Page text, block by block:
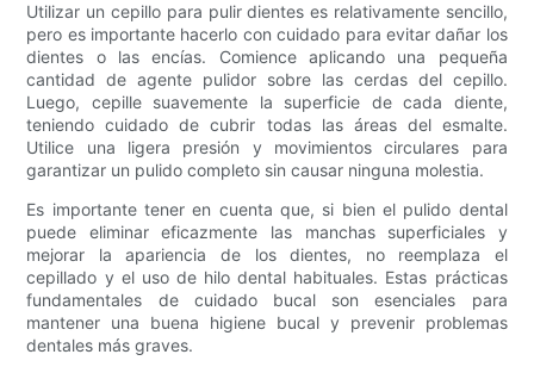
Utilizar un cepillo para pulir dientes es relativamente sencillo,
pero es importante hacerlo con cuidado para evitar dañar los
dientes o las encías. Comience aplicando una pequeña
cantidad de agente pulidor sobre las cerdas del cepillo.
Luego, cepille suavemente la superficie de cada diente,
teniendo cuidado de cubrir todas las áreas del esmalte.
Utilice una ligera presión y movimientos circulares para
garantizar un pulido completo sin causar ninguna molestia.
Es importante tener en cuenta que, si bien el pulido dental
puede eliminar eficazmente las manchas superficiales y
mejorar la apariencia de los dientes, no reemplaza el
cepillado y el uso de hilo dental habituales. Estas prácticas
fundamentales de cuidado bucal son esenciales para
mantener una buena higiene bucal y prevenir problemas
dentales más graves.